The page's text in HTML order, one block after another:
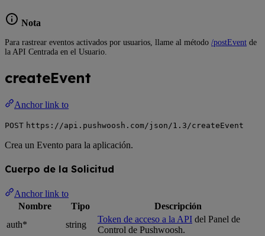
Nota
Para rastrear eventos activados por usuarios, llame al método /postEvent de
la API Centrada en el Usuario.
createEvent
Anchor link to
POST https://api.pushwoosh.com/json/1.3/createEvent
Crea un Evento para la aplicación.
Cuerpo de la Solicitud
Anchor link to
Nombre
Tipo
Descripción
auth*
string
Token de acceso a la API del Panel de
Control de Pushwoosh.